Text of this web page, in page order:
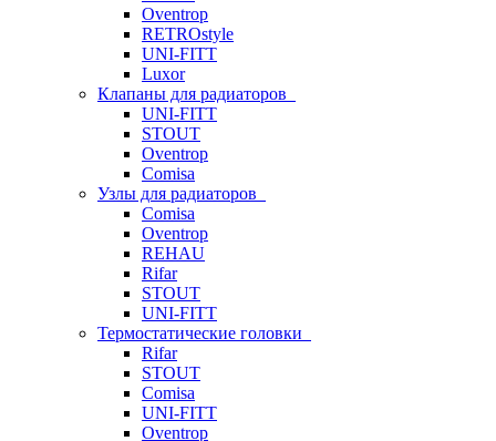
Oventrop
RETROstyle
UNI-FITT
Luxor
Клапаны для радиаторов
UNI-FITT
STOUT
Oventrop
Comisa
Узлы для радиаторов
Comisa
Oventrop
REHAU
Rifar
STOUT
UNI-FITT
Термостатические головки
Rifar
STOUT
Comisa
UNI-FITT
Oventrop